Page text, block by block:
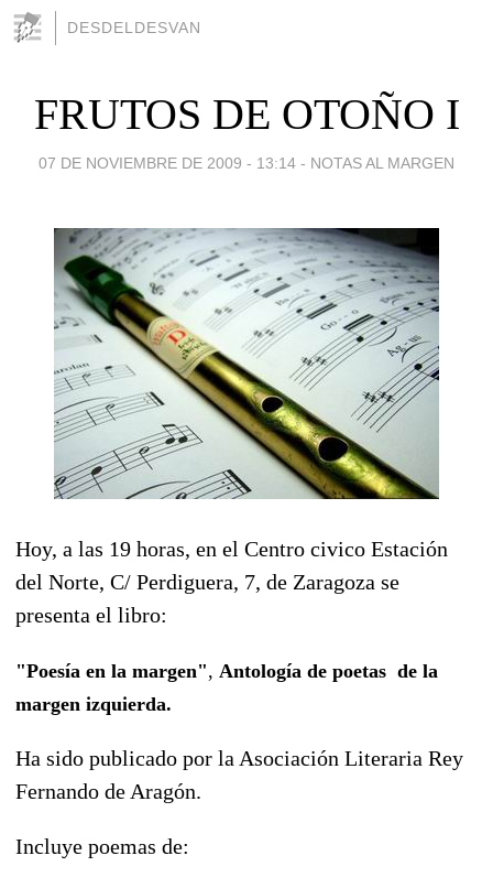
DESDELDESVAN
FRUTOS DE OTOÑO I
07 DE NOVIEMBRE DE 2009 - 13:14 - NOTAS AL MARGEN
Hoy, a las 19 horas, en el Centro civico Estación
del Norte, C/ Perdiguera, 7, de Zaragoza se
presenta el libro:
"Poesía en la margen", Antología de poetas de la
margen izquierda.
Ha sido publicado por la Asociación Literaria Rey
Fernando de Aragón.
Incluye poemas de: